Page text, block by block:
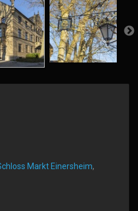
Markt Einersheim,